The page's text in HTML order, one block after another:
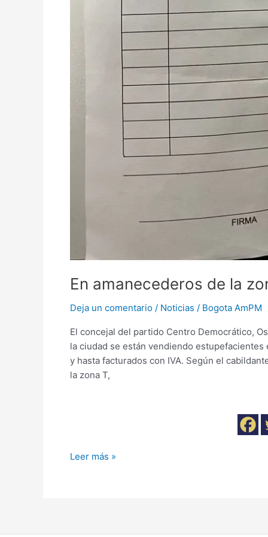
En amanecederos de la
Deja un comentario / Noticias / Bogota AmPM
El concejal del partido Centro Democrático,
la ciudad se están vendiendo estupefacientes
y hasta facturados con IVA. Según el
la zona T,
Leer más »